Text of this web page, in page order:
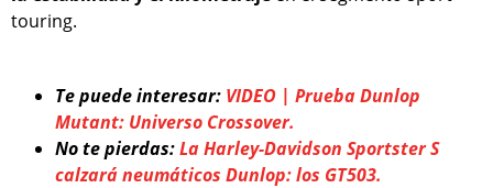
touring.
Te puede interesar: VIDEO | Prueba Dunlop
Mutant: Universo Crossover.
No te pierdas:La Harley-Davidson Sportster S
calzará neumáticos Dunlop: los GT503.